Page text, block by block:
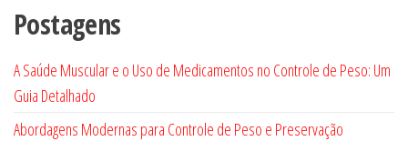
Postagens
A Saúde Muscular e o Uso de Medicamentos no Controle de Peso: Um
Guia Detalhado
Abordagens Modernas para Controle de Peso e Preservação